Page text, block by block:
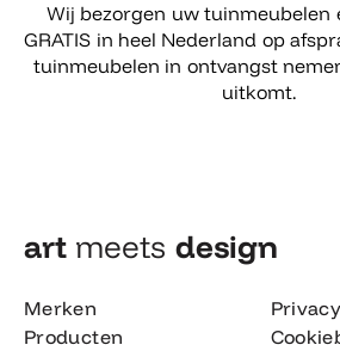
Wij bezorgen uw tuinmeubelen
GRATIS in heel Nederland op
tuinmeubelen in ontvangst
uitkomt.
art meets design​
Merken
Producten